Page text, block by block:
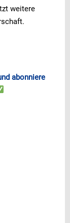
weitere
abonniere